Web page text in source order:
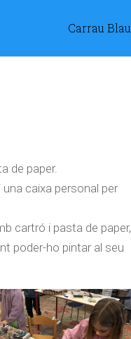
Carrau Blau
de paper.
caixa personal per
cartró i pasta de paper,
poder-ho pintar al seu